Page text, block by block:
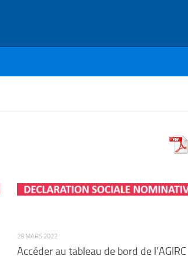
28 MARS 2022
Accéder au tableau de bord de l’AGIRC